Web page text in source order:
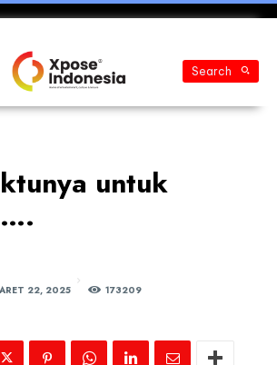
Search
untuk
22, 2025 173209